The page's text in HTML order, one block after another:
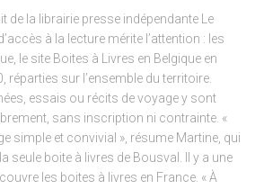
de la librairie presse indépendante Le
à la lecture mérite l’attention : les
le site Boites à Livres en Belgique en
réparties sur l’ensemble du territoire.
essais ou récits de voyage y sont
sans inscription ni contrainte. «
simple et convivial », résume Martine, qui
seule boite à livres de Bousval. Il y a une
les boites à livres en France. « À